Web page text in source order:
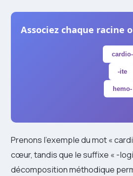
Associez chaque racine
cardio-
-ite
hemo-
Prenons l’exemple du mot «
cœur, tandis que le suffixe « -
décomposition méthodique